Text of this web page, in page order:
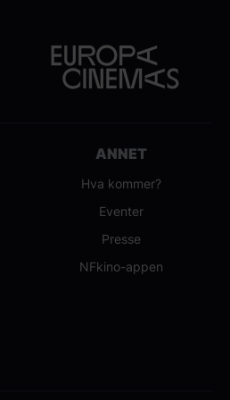
ANNET
Hva kommer?
Eventer
Presse
NFkino-appen